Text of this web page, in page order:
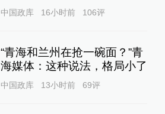
中国政库 16小时前 106评
“青海和兰州在抢一碗面？”青
海媒体：这种说法，格局小了
中国政库 13小时前 69评